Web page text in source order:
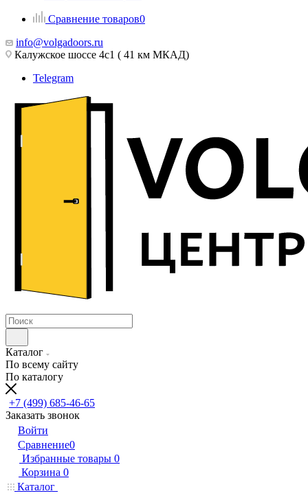
Сравнение товаров0
info@volgadoors.ru
Калужское шоссе 4с1 ( 41 км МКАД)
Telegram
Каталог
По всему сайту
По каталогу
+7 (499) 685-46-65
Заказать звонок
Войти
Сравнение0
Избранные товары 0
Корзина 0
Каталог